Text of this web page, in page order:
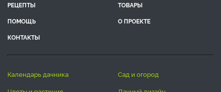
РЕЦЕПТЫ
ТОВАРЫ
ПОМОЩЬ
О ПРОЕКТЕ
КОНТАКТЫ
календарь дачника
сад и огород